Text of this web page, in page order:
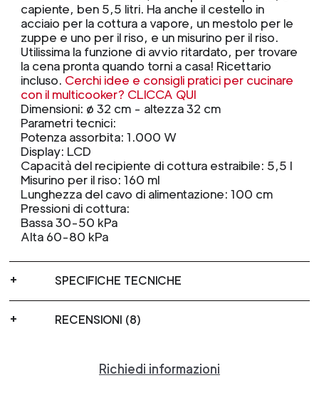
capiente, ben 5,5 litri. Ha anche il cestello in
acciaio per la cottura a vapore, un mestolo per le
zuppe e uno per il riso, e un misurino per il riso.
Utilissima la funzione di avvio ritardato, per trovare
la cena pronta quando torni a casa! Ricettario
incluso. Cerchi idee e consigli pratici per cucinare
con il multicooker? CLICCA QUI
Dimensioni: ø 32 cm - altezza 32 cm
Parametri tecnici:
Potenza assorbita: 1.000 W
Display: LCD
Capacità del recipiente di cottura estraibile: 5,5 l
Misurino per il riso: 160 ml
Lunghezza del cavo di alimentazione: 100 cm
Pressioni di cottura:
Bassa 30-50 kPa
Alta 60-80 kPa
SPECIFICHE TECNICHE
RECENSIONI (8)
Richiedi informazioni